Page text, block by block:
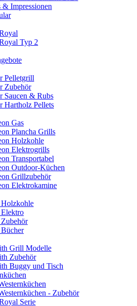
& Impressionen
Typ 2
Pelletgrill
Zubehör
Saucen & Rubs
Hartholz Pellets
Gas
Plancha Grills
Holzkohle
Elektrogrills
Transportabel
Outdoor-Küchen
Grillzubehör
Elektrokamine
Holzkohle
Grill Modelle
Zubehör
Buggy und Tisch
- Zubehör
Serie